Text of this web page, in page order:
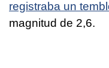
registraba un
magnitud de 2,6.